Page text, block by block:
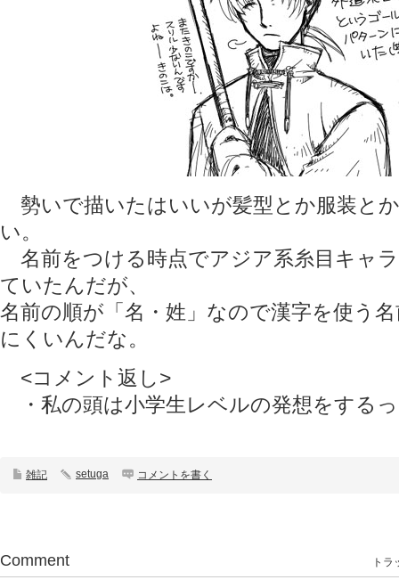
勢いで描いたはいいが髪型とか服装と
い。
名前をつける時点でアジア系糸目キャ
ていたんだが、
名前の順が「名・姓」なので漢字を使う
にくいんだな。
<コメント返し>
・私の頭は小学生レベルの発想をする
雑記 setuga コメントを書く
Comment トラ